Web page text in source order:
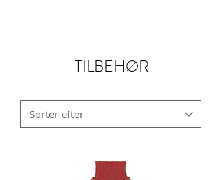
TILBEHØR